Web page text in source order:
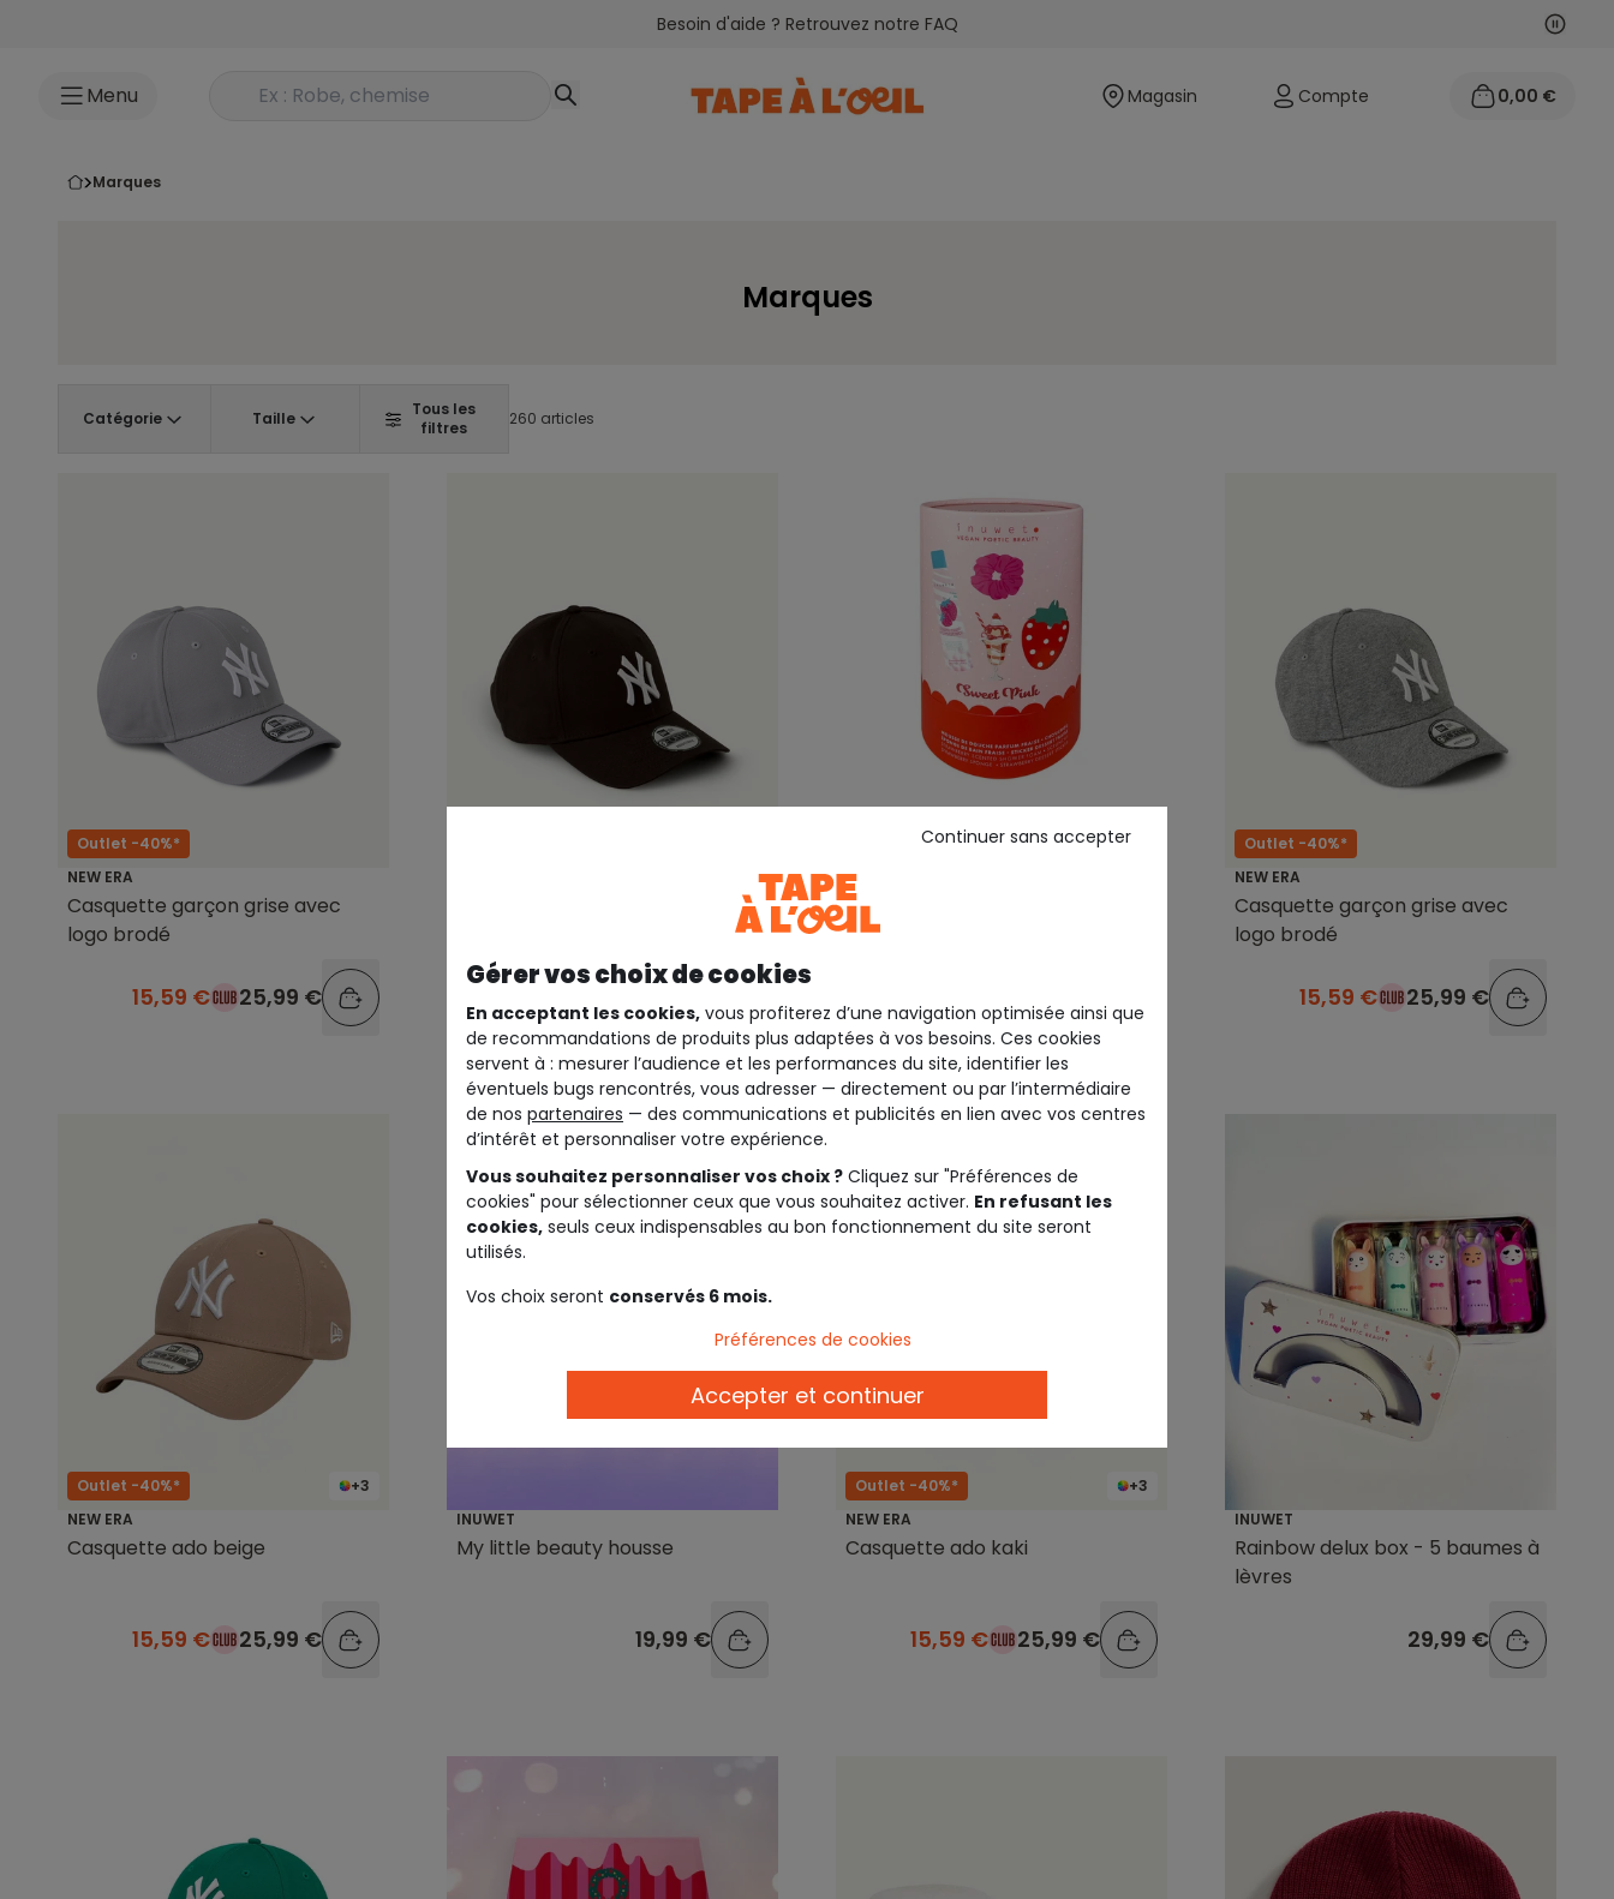
Besoin d'aide ? Retrouvez notre FAQ
Menu Rechercher un produit Magasin Compte 0,00 €
marques
Marques
Catégorie Taille
Tous les
filtres
260 articles
Outlet -40%*
NEW ERA
Casquette garçon grise avec
logo brodé
15,59 € 25,99 €
INUWET
Coffret soin parfum fraise
Outlet -40%*
NEW ERA
Casquette garçon grise avec
logo brodé
15,59 € 25,99 €
+3
Outlet -40%*
NEW ERA
Casquette ado beige
15,59 € 25,99 €
INUWET
My little beauty housse
19,99 €
+3
Outlet -40%*
NEW ERA
Casquette ado kaki
15,59 € 25,99 €
INUWET
Rainbow delux box - 5 baumes à
lèvres
29,99 €
Gérer vos choix de cookies
En acceptant les cookies, vous profiterez d’une navigation optimisée ainsi que
de recommandations de produits plus adaptées à vos besoins. Ces cookies
servent à : mesurer l’audience et les performances du site, identifier les
éventuels bugs rencontrés, vous adresser — directement ou par l’intermédiaire
de nos partenaires — des communications et publicités en lien avec vos centres
d’intérêt et personnaliser votre expérience.
Vous souhaitez personnaliser vos choix ? Cliquez sur "Préférences de
cookies" pour sélectionner ceux que vous souhaitez activer. En refusant les
cookies, seuls ceux indispensables au bon fonctionnement du site seront
utilisés.
Vos choix seront conservés 6 mois.
Continuer sans accepter
Préférences de cookies
Accepter et continuer